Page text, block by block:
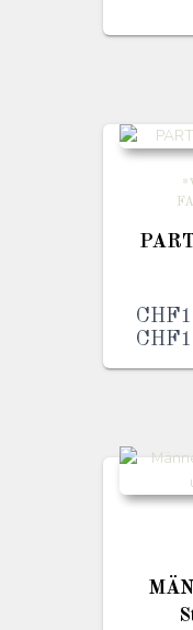
CHF
CHF